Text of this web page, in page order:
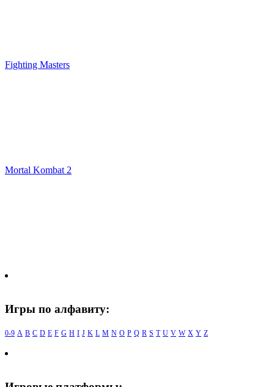
Fighting Masters
Mortal Kombat 2
Игры по алфавиту:
0-9 A B C D E F G H I J K L M N O P Q R S T U V W X Y Z